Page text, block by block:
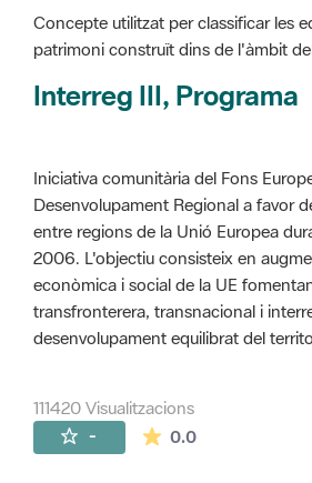
Concepte utilitzat per classificar les
patrimoni construït dins de l'àmbit
Interreg III, Programa
Iniciativa comunitària del Fons
Desenvolupament Regional a favor
entre regions de la Unió Europea
2006. L'objectiu consisteix en
econòmica i social de la UE
transfronterera, transnacional i
desenvolupament equilibrat del
111420 Visualitzacions
- 0.0La mitjana de